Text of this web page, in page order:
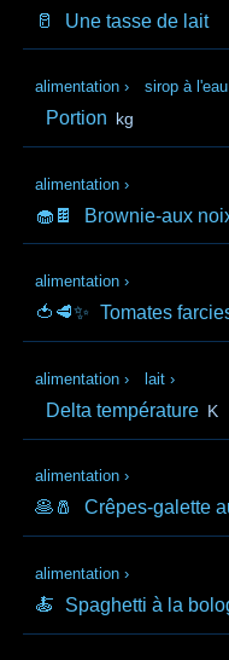
🥛 Une tasse de lait
alimentation › sirop à l'eau
Portion kg
alimentation ›
🧁🍫 Brownie-aux
alimentation ›
🍅🥩✨ Tomates
alimentation › lait ›
Delta température K
alimentation ›
🥞🧂 Crêpes-galette
alimentation ›
🍝 Spaghetti à la